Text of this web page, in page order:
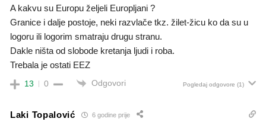
A kakvu su Europu željeli Europljani ?
Granice i dalje postoje, neki razvlače tkz. žilet-žicu ko da su u
logoru ili logorim smatraju drugu stranu.
Dakle ništa od slobode kretanja ljudi i roba.
Trebala je ostati EEZ
13 0 Odgovori Pogledaj odgovore (1)
Laki Topalović 6 godine prije